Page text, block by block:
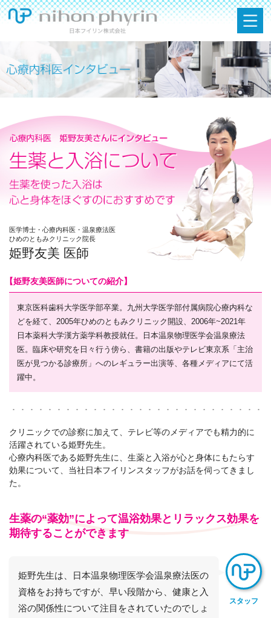
医学博士・心療内科医・温泉療法医
ひめのともみクリニック院長
姫野友美 医師
【姫野友美医師についての紹介】
東京医科歯科大学医学部卒業。九州大学医学部付属病院心療内科な
どを経て、2005年ひめのともみクリニック開設、2006年~2021年
日本薬科大学漢方薬学科教授就任。日本温泉物理医学会温泉療法
医。臨床や研究を日々行う傍ら、書籍の出版やテレビ東京系「主治
医が見つかる診療所」へのレギュラー出演等、各種メディアにて活
躍中。
クリニックでの診察に加えて、テレビ等のメディアでも精力的に
活躍されている姫野先生。
心療内科医である姫野先生に、生薬と入浴が心と身体にもたらす
効果について、当社日本フイリンスタッフがお話を伺ってきまし
た。
生薬の“薬効”によって温浴効果とリラックス効果を
期待することができます
スタッフ
姫野先生は、日本温泉物理医学会温泉療法医の
資格をお持ちですが、早い段階から、健康と入
浴の関係性について注目をされていたのでしょ